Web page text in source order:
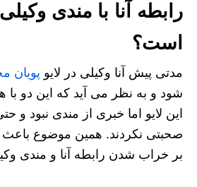
رابطه آنا با مندی
است؟
مدتی پیش آنا وکیلی در لایو پویان
شود و به نظر می آید که این دو با
این لایو اما خبری از مندی نبود و
صحبتی نکردند. همین موضوع باعث
بر خراب شدن رابطه آنا و مندی